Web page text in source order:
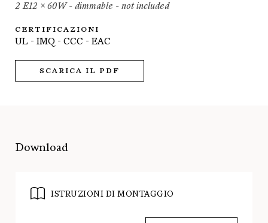
2 E12 x 60W - dimmable - not included
CERTIFICAZIONI
UL - IMQ - CCC - EAC
SCARICA IL PDF
Download
ISTRUZIONI DI MONTAGGIO